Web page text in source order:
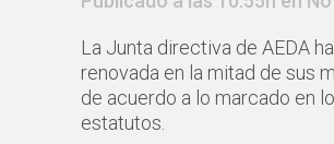
La Junta directiva de AEDA
renovada en la mitad de sus
de acuerdo a lo marcado en
estatutos.